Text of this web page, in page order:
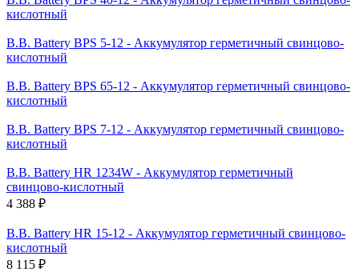
кислотный
B.B. Battery BPS 5-12 - Аккумулятор герметичный свинцово-
кислотный
B.B. Battery BPS 65-12 - Аккумулятор герметичный свинцово-
кислотный
B.B. Battery BPS 7-12 - Аккумулятор герметичный свинцово-
кислотный
B.B. Battery HR 1234W - Аккумулятор герметичный
свинцово-кислотный
4 388 ₽
B.B. Battery HR 15-12 - Аккумулятор герметичный свинцово-
кислотный
8 115 ₽